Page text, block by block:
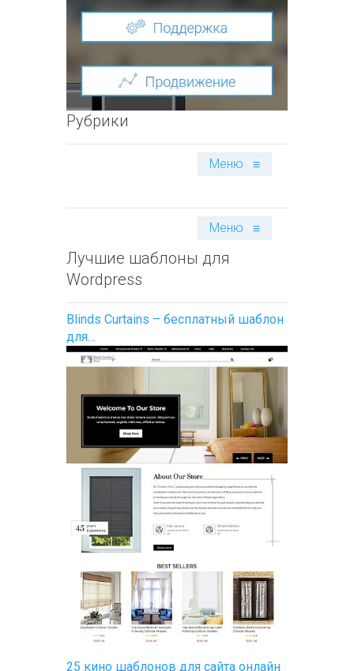
Рубрики
Меню ≡
Меню ≡
Лучшие шаблоны для
Wordpress
Blinds Curtains – бесплатный шаблон
для…
25 кино шаблонов для сайта онлайн